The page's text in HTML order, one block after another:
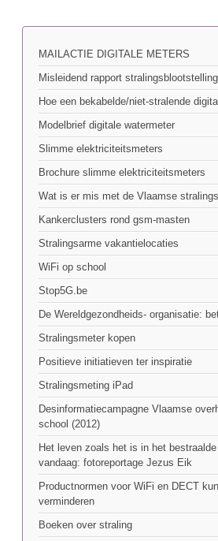
MAILACTIE DIGITALE METERS
Misleidend rapport
Hoe een bekabelde/niet-stralende
Modelbrief digitale watermeter
Slimme elektriciteitsmeters
Brochure slimme elektriciteitsmeters
Wat is er mis met de Vlaamse
Kankerclusters rond gsm-masten
Stralingsarme vakantielocaties
WiFi op school
Stop5G.be
De Wereldgezondheids- organisatie:
Stralingsmeter kopen
Positieve initiatieven ter inspiratie
Stralingsmeting iPad
Desinformatiecampagne Vlaamse
school (2012)
Het leven zoals het is in het
vandaag: fotoreportage Jezus Eik
Productnormen voor WiFi en DECT
verminderen
Boeken over straling